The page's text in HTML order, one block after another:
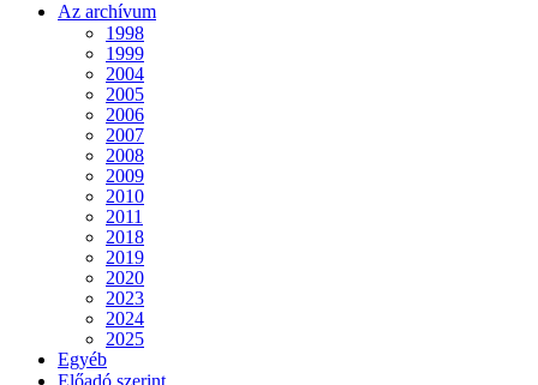
Az archívum
1998
1999
2004
2005
2006
2007
2008
2009
2010
2011
2018
2019
2020
2023
2024
2025
Egyéb